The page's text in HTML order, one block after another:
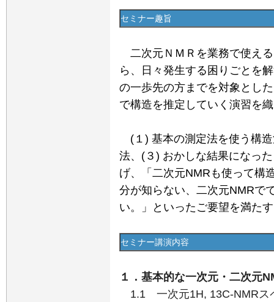
セミナー趣旨
二次元ＮＭＲを業務で使え
ら、日々発生する困りごとを
の一歩先の方までを対象とし
で構造を推定していく演習を
(１) 基本の測定法を使う構
法、(３) おかしな結果になっ
げ、「二次元NMRも使って構
分が知らない、二次元NMRで
い。」といったご要望を満た
セミナー講演内容
１．基本的な一次元・二次元
1.1 一次元1H, 13C-NMRス